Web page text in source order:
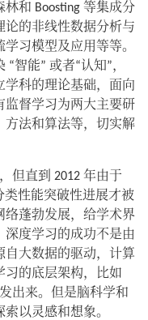
和 Boosting 等集成分
论的非线性数据分析与
习模型及应用等等。
智能” 或者“认知”，
学科的理论基础，面向
监督学习为两大主要研
方法和算法等，切实解
但直到 2012 年由于
类性能突破性进展才被
络蓬勃发展，给学术界
深度学习的成功不是由
自大数据的驱动，计算
习的底层架构，比如
发出来。但是脑科学和
以灵感和想象。